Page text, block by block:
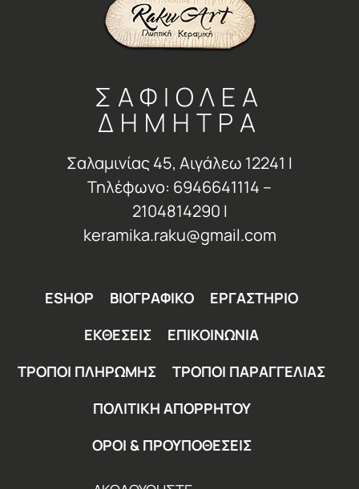
ΣΑΦΙΟΛΕΑ
ΔΗΜΗΤΡΑ
Σαλαμινίας 45, Αιγάλεω 12241 Ι
Τηλέφωνο: 6946641114 –
2104814290 Ι
keramika.raku@gmail.com
ESHOP ΒΙΟΓΡΑΦΙΚΟ
ΕΡΓΑΣΤΗΡΙΟ
ΕΚΘΕΣΕΙΣ
ΕΠΙΚΟΙΝΩΝΙΑ
ΤΡΟΠΟΙ ΠΛΗΡΩΜΗΣ
ΤΡΟΠΟΙ ΠΑΡΑΓΓΕΛΙΑΣ
ΠΟΛΙΤΙΚΗ ΑΠΟΡΡΗΤΟΥ
ΟΡΟΙ & ΠΡΟΥΠΟΘΕΣΕΙΣ